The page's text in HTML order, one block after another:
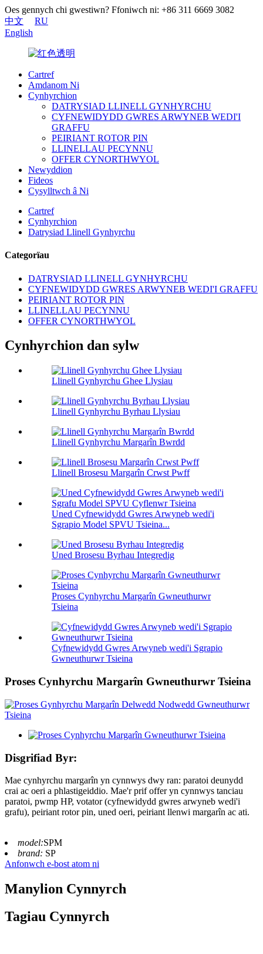
Oes gennych chi gwestiwn? Ffoniwch ni: +86 311 6669 3082
中文
RU
English
Cartref
Amdanom Ni
Cynhyrchion
DATRYSIAD LLINELL GYNHYRCHU
CYFNEWIDYDD GWRES ARWYNEB WEDI'I
GRAFFU
PEIRIANT ROTOR PIN
LLINELLAU PECYNNU
OFFER CYNORTHWYOL
Newyddion
Fideos
Cysylltwch â Ni
Cartref
Cynhyrchion
Datrysiad Llinell Gynhyrchu
Categorïau
DATRYSIAD LLINELL GYNHYRCHU
CYFNEWIDYDD GWRES ARWYNEB WEDI'I GRAFFU
PEIRIANT ROTOR PIN
LLINELLAU PECYNNU
OFFER CYNORTHWYOL
Cynhyrchion dan sylw
Llinell Gynhyrchu Ghee Llysiau
Llinell Gynhyrchu Byrhau Llysiau
Llinell Gynhyrchu Margarîn Bwrdd
Llinell Brosesu Margarîn Crwst Pwff
Uned Cyfnewidydd Gwres Arwyneb wedi'i
Sgrapio Model SPVU Tsieina...
Uned Brosesu Byrhau Integredig
Proses Cynhyrchu Margarîn Gwneuthurwr
Tsieina
Cyfnewidydd Gwres Arwyneb wedi'i Sgrapio
Gwneuthurwr Tsieina
Proses Cynhyrchu Margarîn Gwneuthurwr Tsieina
Disgrifiad Byr:
Mae cynhyrchu margarîn yn cynnwys dwy ran: paratoi deunydd
crai ac oeri a phlastigeiddio. Mae'r prif offer yn cynnwys tanciau
paratoi, pwmp HP, votator (cyfnewidydd gwres arwyneb wedi'i
grafu), peiriant rotor pin, uned oeri, peiriant llenwi margarîn ac ati.
model:SPM
brand: SP
Anfonwch e-bost atom ni
Manylion Cynnyrch
Tagiau Cynnyrch